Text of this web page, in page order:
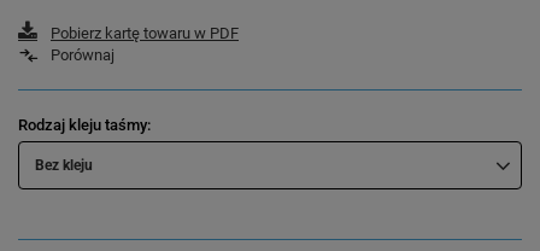
Pobierz kartę towaru w PDF
Porównaj
Rodzaj kleju taśmy
Bez kleju